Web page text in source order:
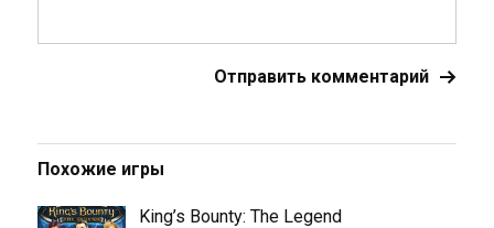
Похожие игры
King’s Bounty: The Legend